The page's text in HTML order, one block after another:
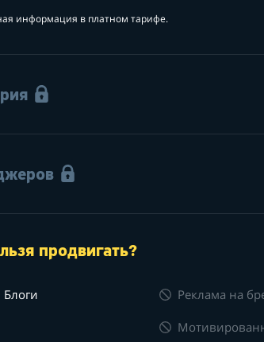
информация в платном тарифе.
продвигать?
Реклама на